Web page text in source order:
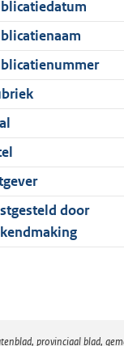
m
a
a
t
d
door
provinciaal blad,